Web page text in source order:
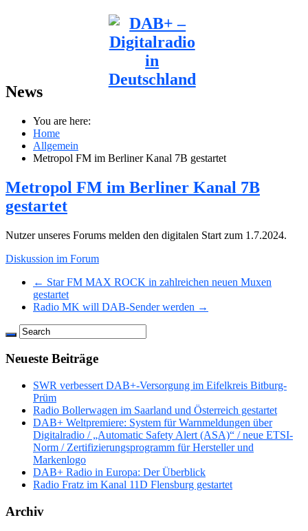
News
You are here:
Home
Allgemein
Metropol FM im Berliner Kanal 7B gestartet
Metropol FM im Berliner Kanal 7B
gestartet
Nutzer unseres Forums melden den digitalen Start zum 1.7.2024.
Diskussion im Forum
← Star FM MAX ROCK in zahlreichen neuen Muxen
gestartet
Radio MK will DAB-Sender werden →
Neueste Beiträge
SWR verbessert DAB+-Versorgung im Eifelkreis Bitburg-
Prüm
Radio Bollerwagen im Saarland und Österreich gestartet
DAB+ Weltpremiere: System für Warnmeldungen über
Digitalradio / „Automatic Safety Alert (ASA)“ / neue ETSI-
Norm / Zertifizierungsprogramm für Hersteller und
Markenlogo
DAB+ Radio in Europa: Der Überblick
Radio Fratz im Kanal 11D Flensburg gestartet
Archiv